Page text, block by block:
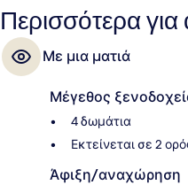
Περισσότερα
Με μια ματιά
Μέγεθος
4 δωμάτια
Εκτείνεται σε 2
Άφιξη/αναχώρηση